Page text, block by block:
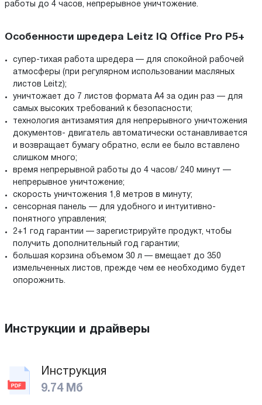
работы до 4 часов, непрерывное уничтожение.
Особенности шредера Leitz IQ Office Pro P5+
супер-тихая работа шредера — для спокойной рабочей
атмосферы (при регулярном использовании масляных
листов Leitz);
уничтожает до 7 листов формата A4 за один раз — для
самых высоких требований к безопасности;
технология антизамятия для непрерывного уничтожения
документов- двигатель автоматически останавливается
и возвращает бумагу обратно, если ее было вставлено
слишком много;
время непрерывной работы до 4 часов/ 240 минут —
непрерывное уничтожение;
скорость уничтожения 1,8 метров в минуту;
сенсорная панель — для удобного и интуитивно-
понятного управления;
2+1 год гарантии — зарегистрируйте продукт, чтобы
получить дополнительный год гарантии;
большая корзина объемом 30 л — вмещает до 350
измельченных листов, прежде чем ее необходимо будет
опорожнить.
Инструкции и драйверы
Инструкция
9.74 Мб